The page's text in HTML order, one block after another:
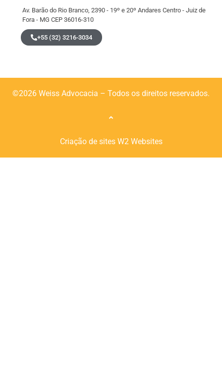
Av. Barão do Rio Branco, 2390 - 19º e 20º Andares Centro - Juiz de
Fora - MG CEP 36016-310
+55 (32) 3216-3034
©2026 Weiss Advocacia – Todos os direitos reservados.
Criação de sites W2 Websites